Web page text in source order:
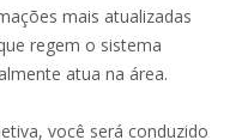
mais atualizadas
regem o sistema
atua na área.
você será conduzido